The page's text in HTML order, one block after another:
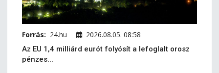
Forrás: 24.hu 2026.08.05. 08:58
Az EU 1,4 milliárd eurót folyósít a lefoglalt orosz
pénzes...